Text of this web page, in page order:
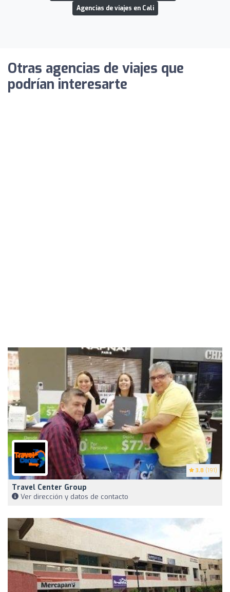
Agencias de viajes en Cali
Otras agencias de viajes que
podrían interesarte
3.8 (191)
Travel Center Group
Ver dirección y datos de contacto